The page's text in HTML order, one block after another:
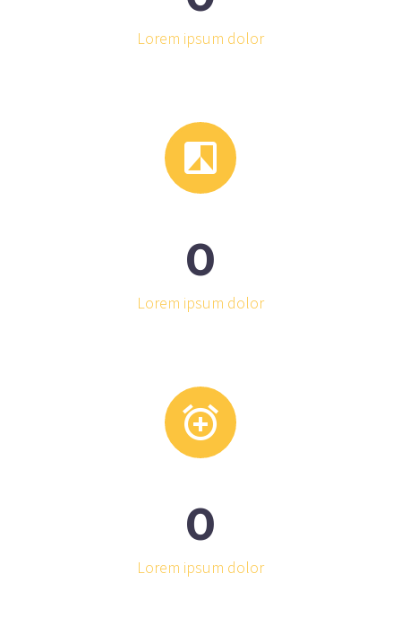
Lorem ipsum dolor


0
Lorem ipsum dolor


0
Lorem ipsum dolor